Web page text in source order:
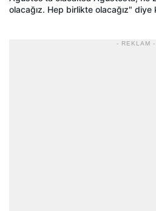
olacağız. Hep birlikte olacağız" diye
- REKLAM -